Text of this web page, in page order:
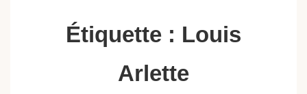
Étiquette : Louis
Arlette